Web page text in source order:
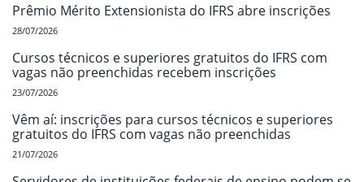
Prêmio Mérito Extensionista do IFRS abre inscrições
28/07/2026
Cursos técnicos e superiores gratuitos do IFRS com
vagas não preenchidas recebem inscrições
23/07/2026
Vêm aí: inscrições para cursos técnicos e superiores
gratuitos do IFRS com vagas não preenchidas
21/07/2026